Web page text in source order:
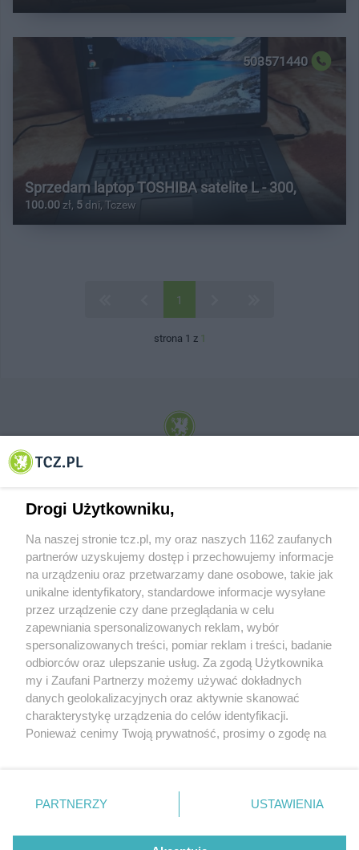
503571440
Sprzedam laptop TOSHIBA satelite L - 300,
100.00 zł, 5 dni, Tczew
1
strona 1 z 1
© 2001-2026 Tczew - TCZ.PL Sp. z o.o. Internetowy Serwis Informacyjny Miasta
O FIRMIE POLITYKA PRYWATNOŚCI HOSTING
REKLAMA WSPÓŁPRACA RSS FACEBOOK KONTAKT
Nasze serwisy
Aktualności
Tcz24
Historia miasta
Muzyka i kultura
Archiwum wydarzeń
Zdjęcia miasta
Drogi Użytkowniku,
Na naszej stronie tcz.pl, my oraz naszych 1162 zaufanych
partnerów uzyskujemy dostęp i przechowujemy informacje
na urządzeniu oraz przetwarzamy dane osobowe, takie jak
unikalne identyfikatory, standardowe informacje wysyłane
przez urządzenie czy dane przeglądania w celu
zapewniania spersonalizowanych reklam, wybór
spersonalizowanych treści, pomiar reklam i treści, badanie
odbiorców oraz ulepszanie usług. Za zgodą Użytkownika
my i Zaufani Partnerzy możemy używać dokładnych
danych geolokalizacyjnych oraz aktywnie skanować
charakterystykę urządzenia do celów identyfikacji.
Ponieważ cenimy Twoją prywatność, prosimy o zgodę na
znajdujący się w lewym dolnym rogu strony
. Niektóre
PARTNERZY USTAWIENIA